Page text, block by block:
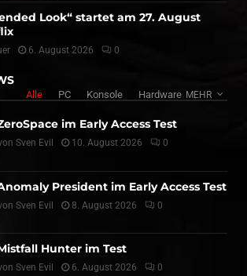
Look“ startet am 27. August
6. August 2026 0
Alle PC Konsole Hardware MEHR
im Early Access Test
Sven Evil 10. August 2026 0
President im Early Access Test
Sven Evil 8. August 2026 0
Hunter im Test
Sven Evil 6. August 2026 0